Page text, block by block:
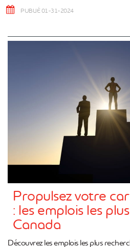
PUBLIÉ 01-31-2024
Propulsez votre
: les emplois les
Canada
Découvrez les emplois les plus